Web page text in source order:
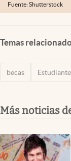
Fuente: Shutterstock
Temas
becas
Más noticias